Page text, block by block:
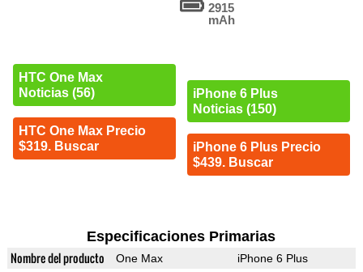
HTC One Max
Noticias (56)
HTC One Max Precio
$319. Buscar
2915
mAh
iPhone 6 Plus
Noticias (150)
iPhone 6 Plus Precio
$439. Buscar
Especificaciones Primarias
Nombre del producto One Max iPhone 6 Plus